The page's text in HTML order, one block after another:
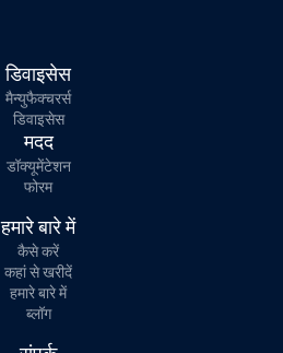
डिवाइसेस
मैन्युफैक्चरर्स
डिवाइसेस
मदद
डॉक्यूमेंटेशन
फोरम
हमारे बारे में
कैसे करें
कहां से खरीदें
हमारे बारे में
ब्लॉग